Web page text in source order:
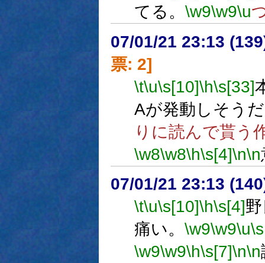
てる。 \w9\w9\u
07/01/21 23:13
票: 2]
\t\u\s[10]\h\s[33]
Aが発動しそう
りに読んで貰う
\w8\w8\h\s[4]\n\n
07/01/21 23:13
\t\u\s[10]\h\s[4]
痛い。 \w9\w9\u
\w9\w9\h\s[7]\n\n